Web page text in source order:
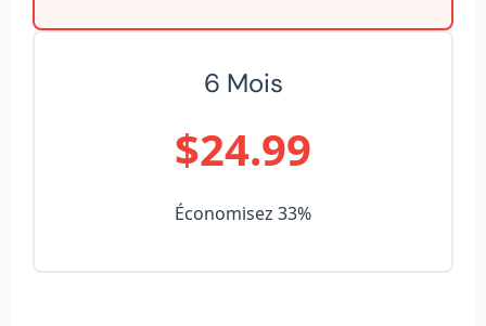
6 Mois
$24.99
Économisez 33%